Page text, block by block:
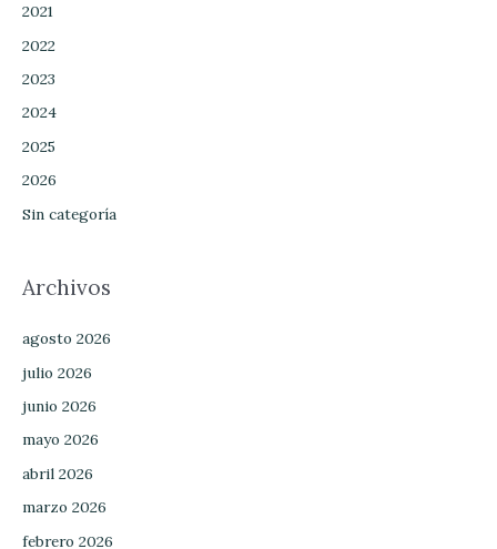
2021
2022
2023
2024
2025
2026
Sin categoría
Archivos
agosto 2026
julio 2026
junio 2026
mayo 2026
abril 2026
marzo 2026
febrero 2026